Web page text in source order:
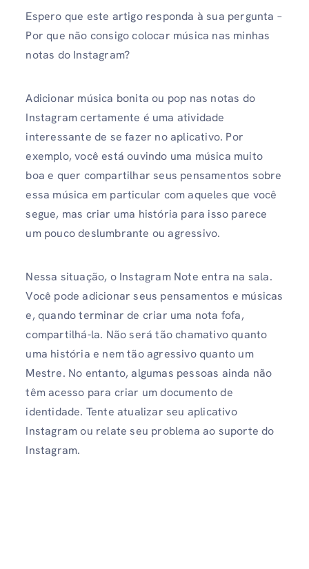
Espero que este artigo responda à sua pergunta –
Por que não consigo colocar música nas minhas
notas do Instagram?
Adicionar música bonita ou pop nas notas do
Instagram certamente é uma atividade
interessante de se fazer no aplicativo. Por
exemplo, você está ouvindo uma música muito
boa e quer compartilhar seus pensamentos sobre
essa música em particular com aqueles que você
segue, mas criar uma história para isso parece
um pouco deslumbrante ou agressivo.
Nessa situação, o Instagram Note entra na sala.
Você pode adicionar seus pensamentos e músicas
e, quando terminar de criar uma nota fofa,
compartilhá-la. Não será tão chamativo quanto
uma história e nem tão agressivo quanto um
Mestre. No entanto, algumas pessoas ainda não
têm acesso para criar um documento de
identidade. Tente atualizar seu aplicativo
Instagram ou relate seu problema ao suporte do
Instagram.